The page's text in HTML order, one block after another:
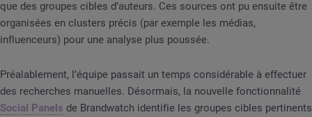
que des groupes cibles d’auteurs. Ces sources ont pu ensuite être
organisées en clusters précis (par exemple les médias,
influenceurs) pour une analyse plus poussée.
Préalablement, l’équipe passait un temps considérable à effectuer
des recherches manuelles. Désormais, la nouvelle fonctionnalité
Social Panels de Brandwatch identifie les groupes cibles pertinents